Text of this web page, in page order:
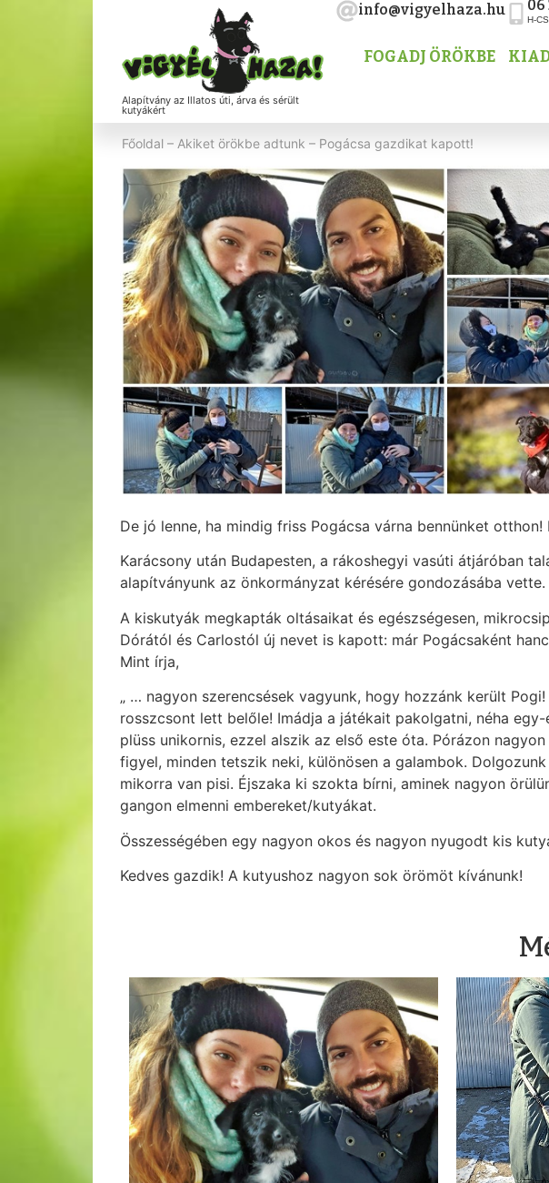
Alapítvány az Illatos úti, árva és sérült
kutyákért
info@vigyelhaza.hu 06
H-
FOGADJ ÖRÖKBE
Főoldal – Akiket örökbe adtunk – Pogácsa gazdikat kapott!
De jó lenne, ha mindig friss Pogácsa várna bennünket
Karácsony után Budapesten, a rákoshegyi vasúti átjáróban
alapítványunk az önkormányzat kérésére gondozásába vette.
A kiskutyák megkapták oltásaikat és egészségesen,
Dórától és Carlostól új nevet is kapott: már Pogácsaként
Mint írja,
„ … nagyon szerencsések vagyunk, hogy hozzánk került
rosszcsont lett belőle! Imádja a játékait pakolgatni, néha
plüss unikornis, ezzel alszik az első este óta. Pórázon
figyel, minden tetszik neki, különösen a galambok.
mikorra van pisi. Éjszaka ki szokta bírni, aminek nagyon
gangon elmenni embereket/kutyákat.
Összességében egy nagyon okos és nagyon nyugodt kis
Kedves gazdik! A kutyushoz nagyon sok örömöt kívánunk!